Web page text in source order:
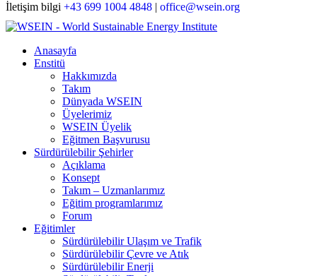
İletişim bilgi +43 699 1004 4848 | office@wsein.org
Anasayfa
Enstitü
Hakkımızda
Takım
Dünyada WSEIN
Üyelerimiz
WSEIN Üyelik
Eğitmen Başvurusu
Sürdürülebilir Şehirler
Açıklama
Konsept
Takım – Uzmanlarımız
Eğitim programlarımız
Forum
Eğitimler
Sürdürülebilir Ulaşım ve Trafik
Sürdürülebilir Çevre ve Atık
Sürdürülebilir Enerji